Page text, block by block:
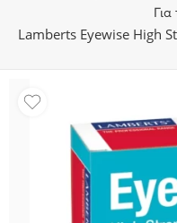
Lamberts Eyewise High